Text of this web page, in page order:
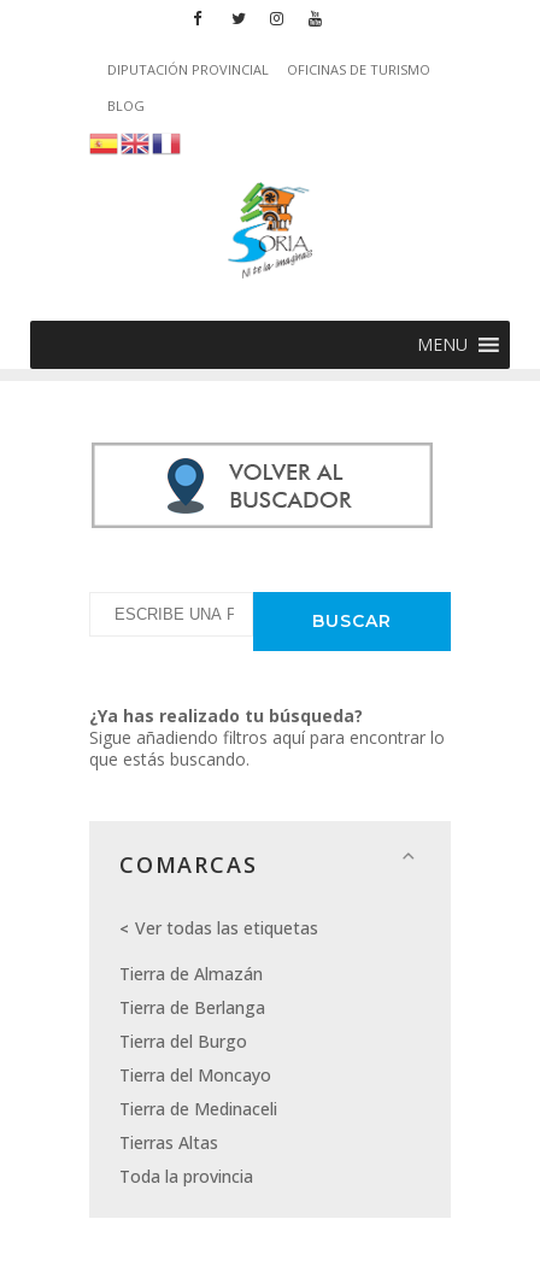
DIPUTACIÓN PROVINCIAL
OFICINAS DE TURISMO
BLOG
MENU
¿Ya has realizado tu búsqueda?
Sigue añadiendo filtros aquí para encontrar lo
que estás buscando.
COMARCAS
Ver todas las etiquetas
Tierra de Almazán
Tierra de Berlanga
Tierra del Burgo
Tierra del Moncayo
Tierra de Medinaceli
Tierras Altas
Toda la provincia